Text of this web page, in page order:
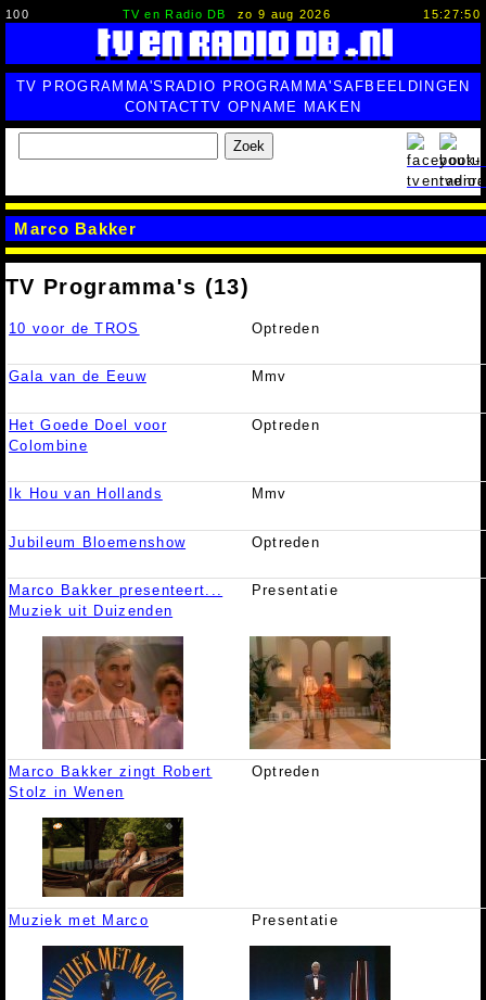
100 TV en Radio DB zo 9 aug 2026 15:27:50
TV PROGRAMMA'S RADIO PROGRAMMA'SAFBEELDINGEN
CONTACTTV OPNAME MAKEN
Zoek
Marco Bakker
TV Programma's (13)
10 voor de TROS Optreden
Gala van de Eeuw Mmv
Het Goede Doel voor
Colombine
Optreden
Ik Hou van Hollands Mmv
Jubileum Bloemenshow Optreden
Marco Bakker presenteert...
Muziek uit Duizenden
Presentatie
Marco Bakker zingt Robert
Stolz in Wenen
Optreden
Muziek met Marco Presentatie